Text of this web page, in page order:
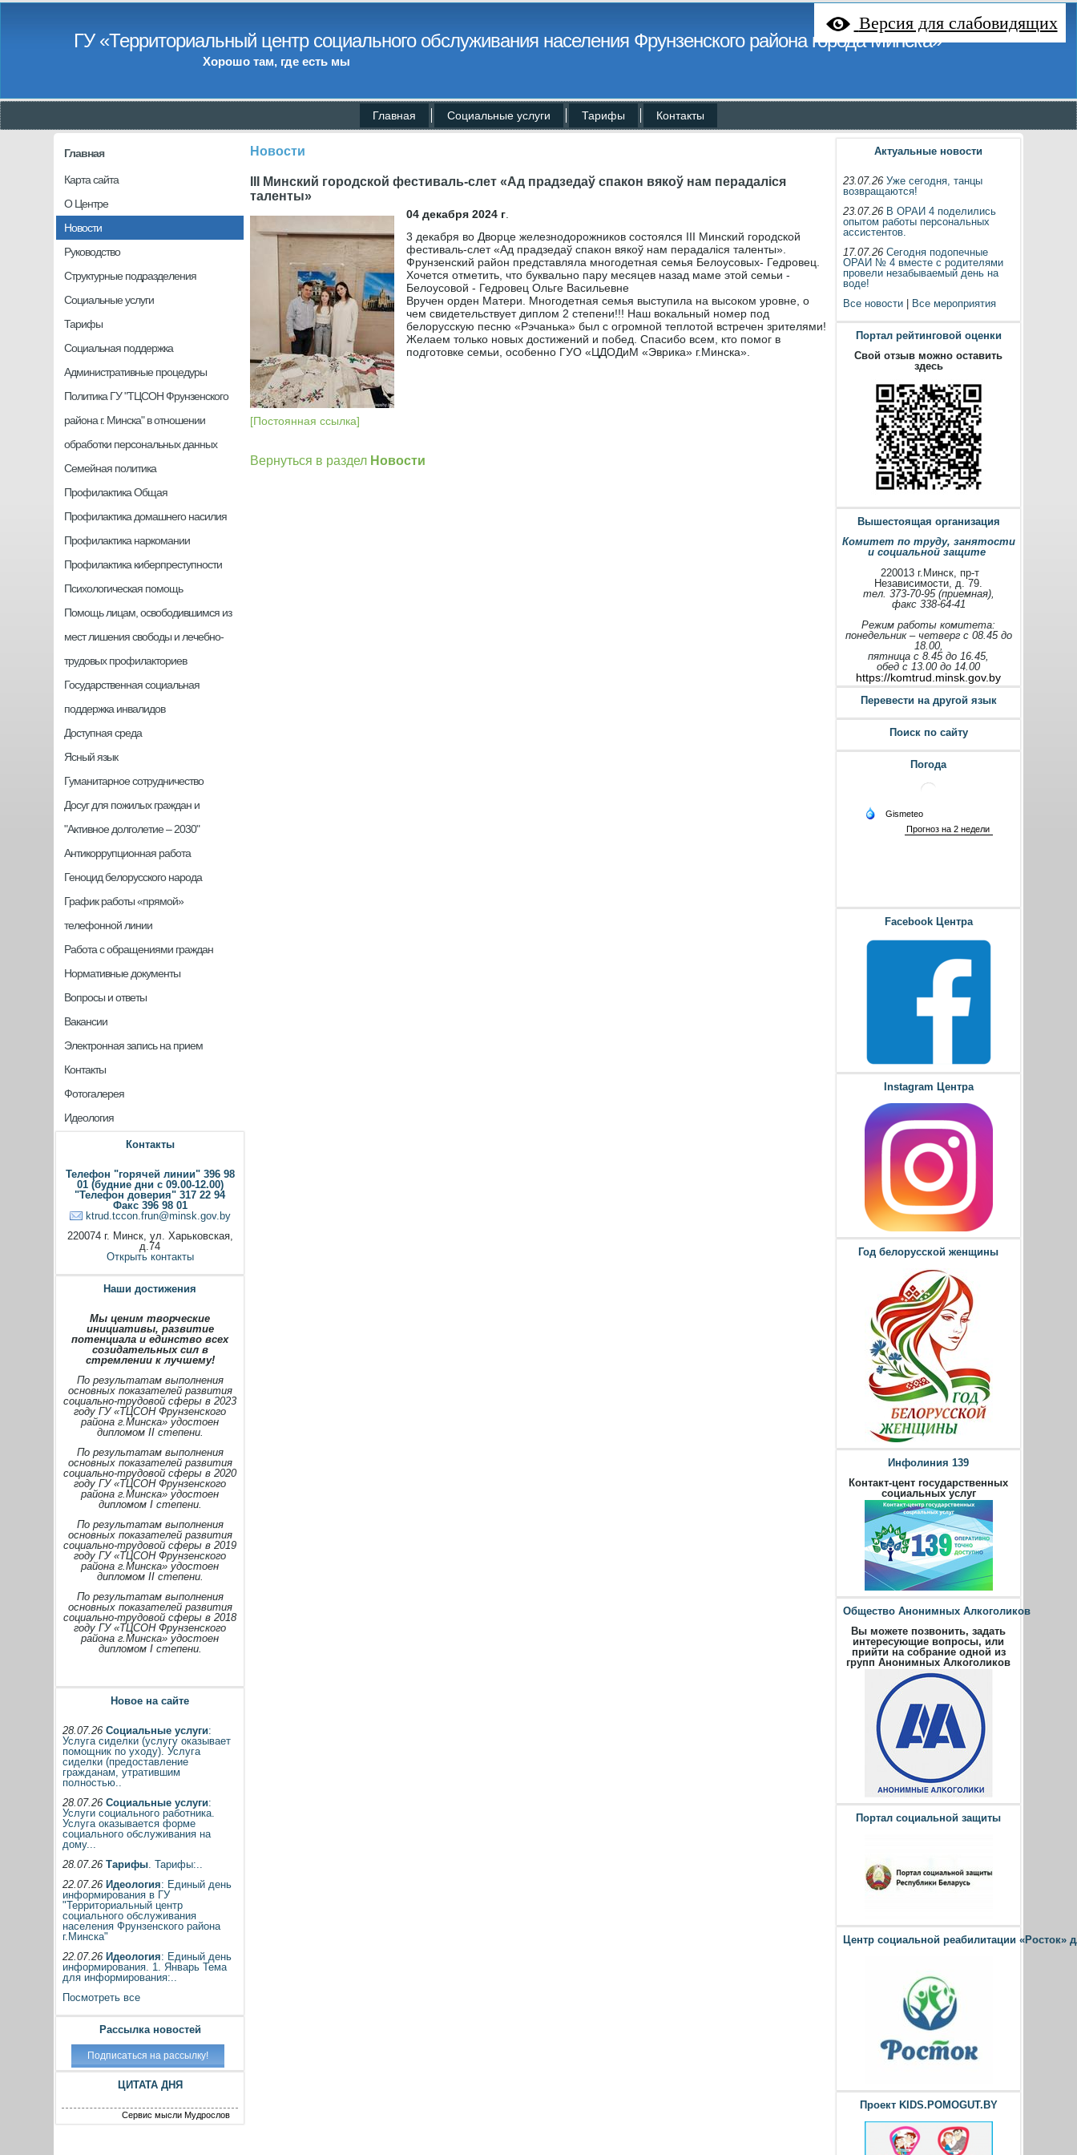
Версия для слабовидящих
ГУ «Территориальный центр социального обслуживания населения Фрунзенского района города Минска»
Хорошо там, где есть мы
Главная Социальные услуги Тарифы Контакты
Главная
Карта сайта
О Центре
Новости
Руководство
Структурные подразделения
Социальные услуги
Тарифы
Социальная поддержка
Административные процедуры
Политика ГУ "ТЦСОН Фрунзенского
района г. Минска" в отношении
обработки персональных данных
Семейная политика
Профилактика Общая
Профилактика домашнего насилия
Профилактика наркомании
Профилактика киберпреступности
Психологическая помощь
Помощь лицам, освободившимся из
мест лишения свободы и лечебно-
трудовых профилакториев
Государственная социальная
поддержка инвалидов
Доступная среда
Ясный язык
Гуманитарное сотрудничество
Досуг для пожилых граждан и
"Активное долголетие – 2030"
Антикоррупционная работа
Геноцид белорусского народа
График работы «прямой»
телефонной линии
Работа с обращениями граждан
Нормативные документы
Вопросы и ответы
Вакансии
Электронная запись на прием
Контакты
Фотогалерея
Идеология
Контакты
Телефон "горячей линии" 396 98
01 (будние дни с 09.00-12.00)
"Телефон доверия" 317 22 94
Факс 396 98 01
ktrud.tccon.frun@minsk.gov.by
220074 г. Минск, ул. Харьковская,
д.74
Открыть контакты
Наши достижения
Мы ценим творческие
инициативы, развитие
потенциала и единство всех
созидательных сил в
стремлении к лучшему!
По результатам выполнения
основных показателей развития
социально-трудовой сферы в 2023
году ГУ «ТЦСОН Фрунзенского
района г.Минска» удостоен
дипломом II степени.
По результатам выполнения
основных показателей развития
социально-трудовой сферы в 2020
году ГУ «ТЦСОН Фрунзенского
района г.Минска» удостоен
дипломом I степени.
По результатам выполнения
основных показателей развития
социально-трудовой сферы в 2019
году ГУ «ТЦСОН Фрунзенского
района г.Минска» удостоен
дипломом II степени.
По результатам выполнения
основных показателей развития
социально-трудовой сферы в 2018
году ГУ «ТЦСОН Фрунзенского
района г.Минска» удостоен
дипломом I степени.
Новое на сайте
28.07.26 Социальные услуги:
Услуга сиделки (услугу оказывает
помощник по уходу). Услуга
сиделки (предоставление
гражданам, утратившим
полностью..
28.07.26 Социальные услуги:
Услуги социального работника.
Услуга оказывается форме
социального обслуживания на
дому...
28.07.26 Тарифы. Тарифы:..
22.07.26 Идеология: Единый день
информирования в ГУ
"Территориальный центр
социального обслуживания
населения Фрунзенского района
г.Минска"
22.07.26 Идеология: Единый день
информирования. 1. Январь Тема
для информирования:..
Посмотреть все
Рассылка новостей
ЦИТАТА ДНЯ
Сервис мысли Мудрослов
Новости
III Минский городской фестиваль-слет «Ад прадзедаў спакон вякоў нам перадалiся
таленты»
04 декабря 2024 г
3 декабря во Дворце железнодорожников состоялся III Минский городской
фестиваль-слет «Ад прадзедаў спакон вякоў нам перадалiся таленты».
Фрунзенский район представляла многодетная семья Белоусовых- Гедровец.
Хочется отметить, что буквально пару месяцев назад маме этой семьи -
Белоусовой - Гедровец Ольге Васильевне
Вручен орден Матери. Многодетная семья выступила на высоком уровне, о
чем свидетельствует диплом 2 степени!!! Наш вокальный номер под
белорусскую песню «Рэчанька» был с огромной теплотой встречен зрителями!
Желаем только новых достижений и побед. Спасибо всем, кто помог в
подготовке семьи, особенно ГУО «ЦДОДиМ «Эврика» г.Минска».
[Постоянная ссылка]
Вернуться в раздел Новости
Актуальные новости
23.07.26Уже сегодня, танцы
возвращаются!
23.07.26 В ОРАИ 4 поделились
опытом работы персональных
ассистентов.
17.07.26Сегодня подопечные
ОРАИ № 4 вместе с родителями
провели незабываемый день на
воде!
Все новости
Все мероприятия
Портал рейтинговой оценки
Свой отзыв можно оставить
здесь
Вышестоящая организация
Комитет по труду, занятости
и социальной защите
220013 г.Минск, пр-т
Независимости, д. 79.
тел. 373-70-95 (приемная),
факс 338-64-41
Режим работы комитета:
понедельник – четверг с 08.45 до
18.00,
пятница с 8.45 до 16.45,
обед с 13.00 до 14.00
https://komtrud.minsk.gov.by
Перевести на другой язык
Поиск по сайту
Погода
Facebook Центра
Instagram Центра
Год белорусской женщины
Инфолиния 139
Контакт-цент государственных
социальных услуг
Общество Анонимных Алкоголиков
Вы можете позвонить, задать
интересующие вопросы, или
прийти на собрание одной из
групп Анонимных Алкоголиков
Портал социальной защиты
Центр социальной реабилитации
Проект KIDS.POMOGUT.BY